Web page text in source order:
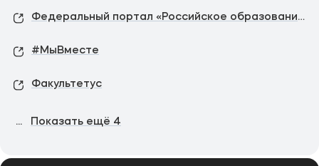
Федеральный портал «Российское образование»
#МыВместе
Факультетус
... Показать ещё 4